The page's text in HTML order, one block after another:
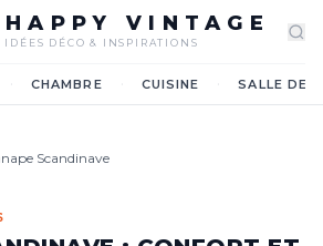
VINTAGE
IDÉES DÉCO & INSPIRATIONS
CHAMBRE CUISINE SALLE DE
Scandinave